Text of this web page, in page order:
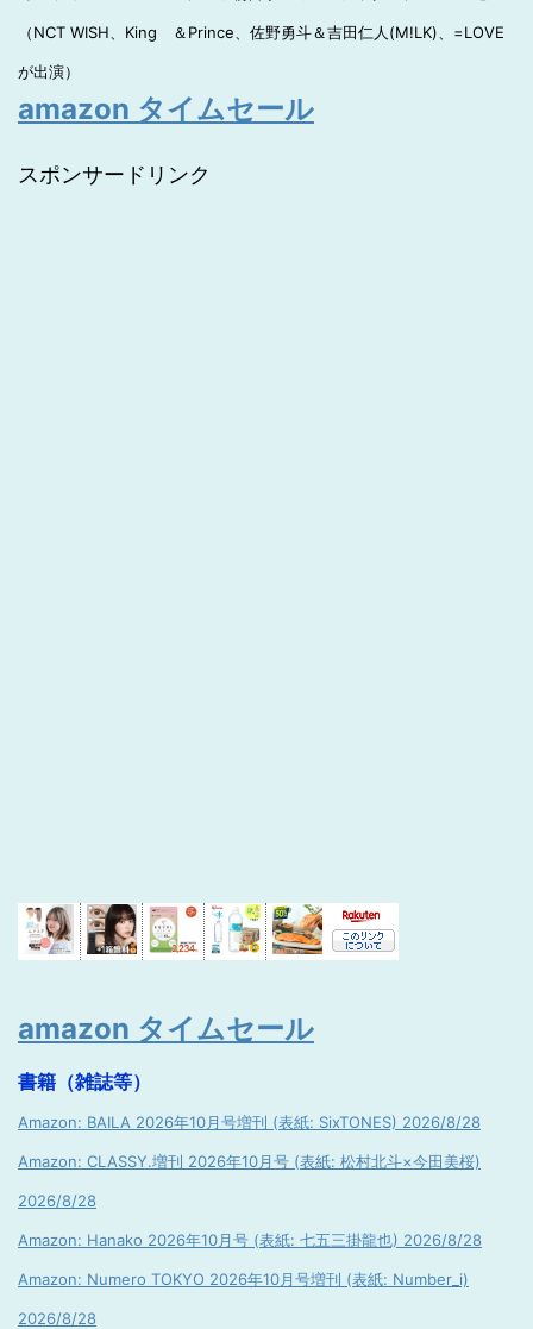
（NCT WISH、King ＆Prince、佐野勇斗＆吉田仁人(M!LK)、=LOVE
が出演）
amazon タイムセール
スポンサードリンク
amazon タイムセール
書籍（雑誌等）
Amazon: BAILA 2026年10月号増刊 (表紙: SixTONES) 2026/8/28
Amazon: CLASSY.増刊 2026年10月号 (表紙: 松村北斗×今田美桜)
2026/8/28
Amazon: Hanako 2026年10月号 (表紙: 七五三掛龍也) 2026/8/28
Amazon: Numero TOKYO 2026年10月号増刊 (表紙: Number_i)
2026/8/28